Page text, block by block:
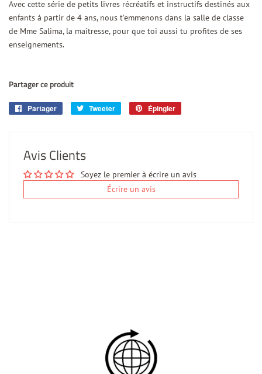
Avec cette série de petits livres récréatifs et instructifs destinés aux
enfants à partir de 4 ans, nous t’emmenons dans la salle de classe
de Mme Salima, la maîtresse, pour que toi aussi tu profites de ses
enseignements.
Partager ce produit
Partager
PartagerTweeter
Tweeter
Épingler
Avis Clients
Soyez le premier à écrire un avis
Écrire un avis